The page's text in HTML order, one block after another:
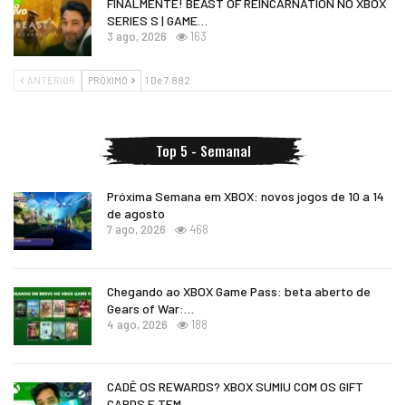
SERIES S | GAME…
3 ago, 2026 163
ANTERIOR PRÓXIMO 1 De 7.882
Top 5 - Semanal
Próxima Semana em XBOX: novos jogos de 10 a 14
de agosto
7 ago, 2026 468
Chegando ao XBOX Game Pass: beta aberto de
Gears of War:…
4 ago, 2026 188
CADÊ OS REWARDS? XBOX SUMIU COM OS GIFT